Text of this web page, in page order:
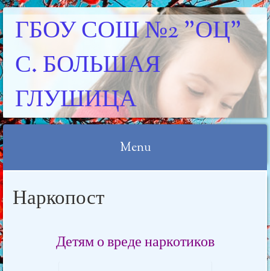
ГБОУ СОШ №2 "ОЦ"
С. БОЛЬШАЯ
ГЛУШИЦА
Menu
to
Наркопост
Детям о вреде наркотиков